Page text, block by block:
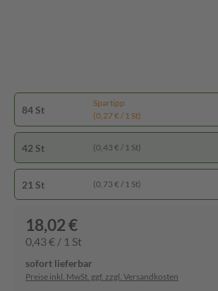
84 St
Spartipp
(0,27 € / 1 St)
42 St (0,43 € / 1 St)
21 St (0,73 € / 1 St)
18,02 €
0,43 € / 1 St
sofort lieferbar
Preise inkl. MwSt. ggf. zzgl. Versandkosten